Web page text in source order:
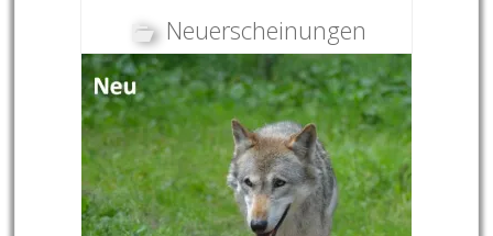
Neuerscheinungen